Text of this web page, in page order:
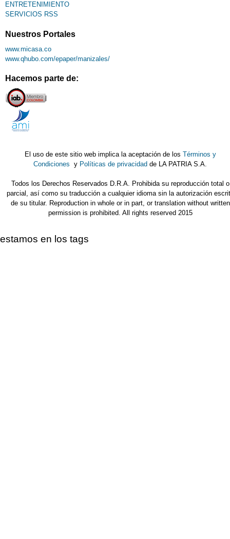
ENTRETENIMIENTO
SERVICIOS RSS
Nuestros Portales
www.micasa.co
www.qhubo.com/epaper/manizales/
Hacemos parte de:
El uso de este sitio web implica la aceptación de los Términos y
Condiciones y Políticas de privacidad de LA PATRIA S.A.
Todos los Derechos Reservados D.R.A. Prohibida su reproducción total o
parcial, así como su traducción a cualquier idioma sin la autorización
de su titular. Reproduction in whole or in part, or translation without written
permission is prohibited. All rights reserved 2015
estamos en los tags